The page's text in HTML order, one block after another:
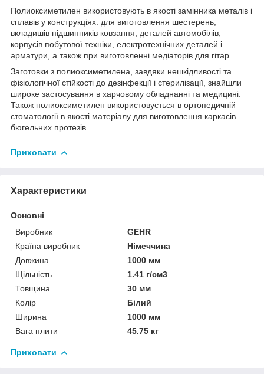
Полиоксиметилен використовують в якості замінника металів і
сплавів у конструкціях: для виготовлення шестерень,
вкладишів підшипників ковзання, деталей автомобілів,
корпусів побутової техніки, електротехнічних деталей і
арматури, а також при виготовленні медіаторів для гітар.
Заготовки з полиоксиметилена, завдяки нешкідливості та
фізіологічної стійкості до дезінфекції і стерилізації, знайшли
широке застосування в харчовому обладнанні та медицині.
Також полиоксиметилен використовується в ортопедичній
стоматології в якості матеріалу для виготовлення каркасів
бюгельних протезів.
Приховати
Характеристики
Основні
Виробник
GEHR
Країна виробник
Німеччина
Довжина
1000 мм
Щільність
1.41 г/см3
Товщина
30 мм
Колір
Білий
Ширина
1000 мм
Вага плити
45.75 кг
Приховати